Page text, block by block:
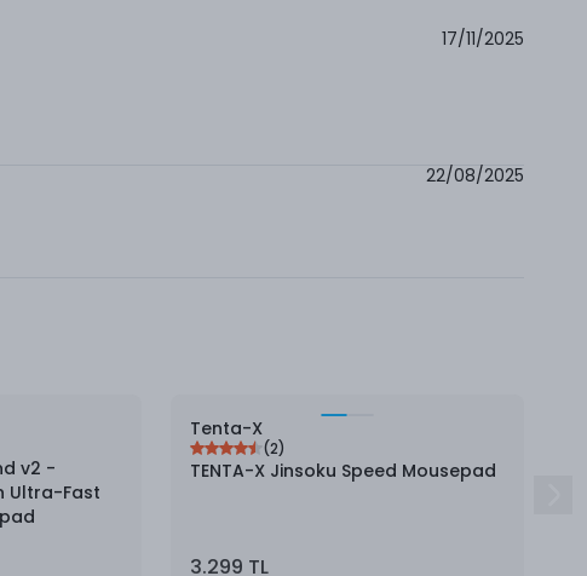
17/11/2025
22/08/2025
v2 -
Ultra-Fast
Tenta-X
(2)
TENTA-X Jinsoku Speed Mousepad
3.299 TL